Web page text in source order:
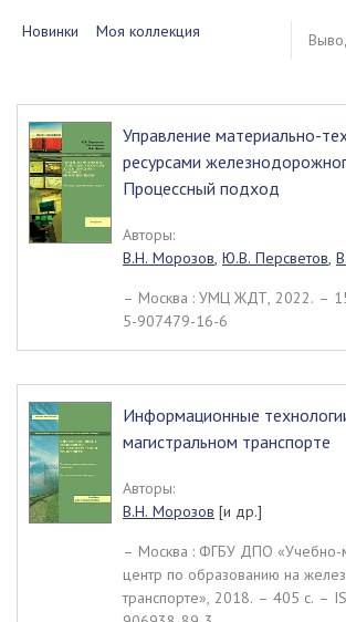
Новинки Моя коллекция
Управление материально-
ресурсами
Процессный подход
Авторы:
В.Н. Морозов, Ю.В. Персветов,
– Москва : УМЦ ЖДТ, 2022. –
5-907479-16-6
Информационные
магистральном транспорте
Авторы:
В.Н. Морозов [и др.]
– Москва : ФГБУ ДПО «Учебно-
центр по образованию на
транспорте», 2018. – 405 c. –